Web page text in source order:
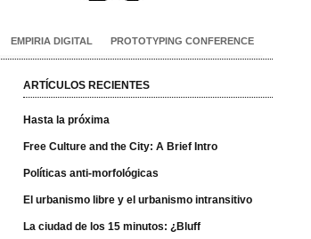
EMPIRIA DIGITAL PROTOTYPING CONFERENCE
ARTÍCULOS RECIENTES
Hasta la próxima
Free Culture and the City: A Brief Intro
Políticas anti-morfológicas
El urbanismo libre y el urbanismo intransitivo
La ciudad de los 15 minutos: ¿Bluff